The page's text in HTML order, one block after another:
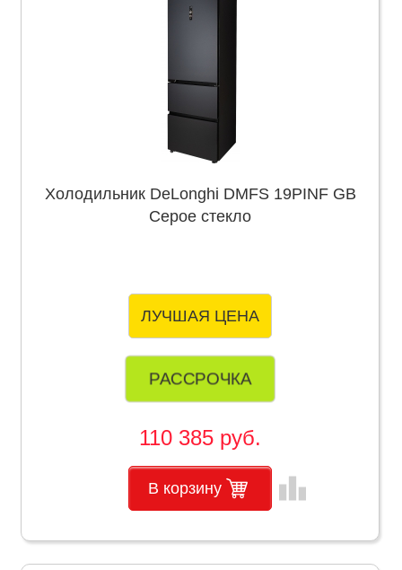
Холодильник DeLonghi DMFS 19PINF GB
Серое стекло
ЛУЧШАЯ ЦЕНА
РАССРОЧКА
110 385 руб.
В корзину leaderboard